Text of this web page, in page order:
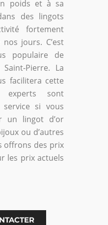
poids et à sa
des lingots
fortement
jours. C’est
populaire de
Pierre. La
facilitera cette
experts sont
si vous
un lingot d’or
ou d’autres
offrons des prix
les prix actuels